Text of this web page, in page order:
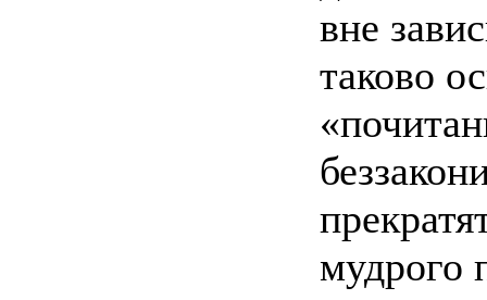
вне
таково
мудрого